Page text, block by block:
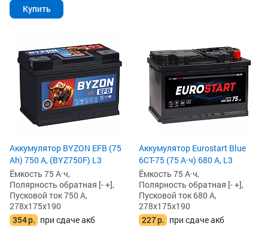
Купить
Аккумулятор BYZON EFB (75
Ah) 750 А, (BYZ750F) L3
Ёмкость 75 А·ч,
Полярность обратная [- +],
Пусковой ток 750 А,
278x175x190
354р. при сдаче акб
Аккумулятор Eurostart Blue
6CT-75 (75 А·ч) 680 А, L3
Ёмкость 75 А·ч,
Полярность обратная [- +],
Пусковой ток 680 А,
278x175x190
227р. при сдаче акб